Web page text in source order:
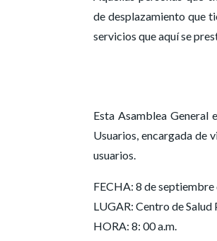
de desplazamiento que
servicios que aquí se
Esta Asamblea General
Usuarios, encargada de
usuarios.
FECHA: 8 de septiembre
LUGAR: Centro de
HORA: 8: 00 a.m.